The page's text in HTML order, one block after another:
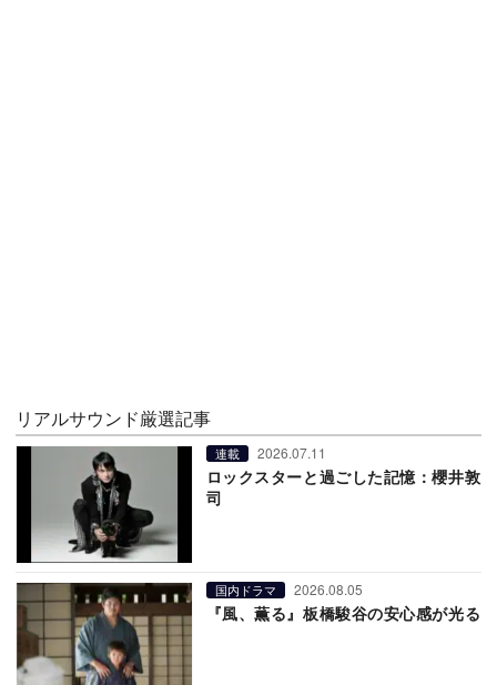
リアルサウンド厳選記事
連載 2026.07.11
ロックスターと過ごした記憶：櫻井敦
司
国内ドラマ 2026.08.05
『風、薫る』板橋駿谷の安心感が光る